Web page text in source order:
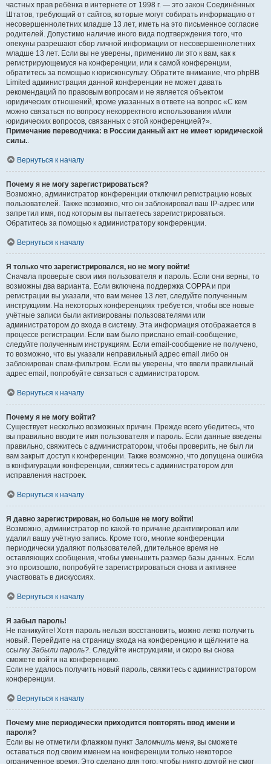
частных прав ребёнка в интернете от 1998 г. — это закон Соединённых
Штатов, требующий от сайтов, которые могут собирать информацию от
несовершеннолетних младше 13 лет, иметь на это письменное согласие
родителей. Допустимо наличие иного вида подтверждения того, что
опекуны разрешают сбор личной информации от несовершеннолетних
младше 13 лет. Если вы не уверены, применимо ли это к вам, как к
регистрирующемуся на конференции, или к самой конференции,
обратитесь за помощью к юрисконсульту. Обратите внимание, что phpBB
Limited администрация данной конференции не может давать
рекомендаций по правовым вопросам и не является объектом
юридических отношений, кроме указанных в ответе на вопрос «С кем
можно связаться по вопросу некорректного использования и/или
юридических вопросов, связанных с этой конференцией?».
Примечание переводчика: в России данный акт не имеет юридической
силы..
Вернуться к началу
Почему я не могу зарегистрироваться?
Возможно, администратор конференции отключил регистрацию новых
пользователей. Также возможно, что он заблокировал ваш IP-адрес или
запретил имя, под которым вы пытаетесь зарегистрироваться.
Обратитесь за помощью к администратору конференции.
Вернуться к началу
Я только что зарегистрировался, но не могу войти!
Сначала проверьте свои имя пользователя и пароль. Если они верны, то
возможны два варианта. Если включена поддержка COPPA и при
регистрации вы указали, что вам менее 13 лет, следуйте полученным
инструкциям. На некоторых конференциях требуется, чтобы все новые
учётные записи были активированы пользователями или
администратором до входа в систему. Эта информация отображается в
процессе регистрации. Если вам было прислано email-сообщение,
следуйте полученным инструкциям. Если email-сообщение не получено,
то возможно, что вы указали неправильный адрес email либо он
заблокирован спам-фильтром. Если вы уверены, что ввели правильный
адрес email, попробуйте связаться с администратором.
Вернуться к началу
Почему я не могу войти?
Существует несколько возможных причин. Прежде всего убедитесь, что
вы правильно вводите имя пользователя и пароль. Если данные введены
правильно, свяжитесь с администратором, чтобы проверить, не был ли
вам закрыт доступ к конференции. Также возможно, что допущена ошибка
в конфигурации конференции, свяжитесь с администратором для
исправления настроек.
Вернуться к началу
Я давно зарегистрирован, но больше не могу войти!
Возможно, администратор по какой-то причине деактивировал или
удалил вашу учётную запись. Кроме того, многие конференции
периодически удаляют пользователей, длительное время не
оставляющих сообщения, чтобы уменьшить размер базы данных. Если
это произошло, попробуйте зарегистрироваться снова и активнее
участвовать в дискуссиях.
Вернуться к началу
Я забыл пароль!
Не паникуйте! Хотя пароль нельзя восстановить, можно легко получить
новый. Перейдите на страницу входа на конференцию и щёлкните на
ссылку Забыли пароль?. Следуйте инструкциям, и скоро вы снова
сможете войти на конференцию.
Если не удалось получить новый пароль, свяжитесь с администратором
конференции.
Вернуться к началу
Почему мне периодически приходится повторять ввод имени и
пароля?
Если вы не отметили флажком пункт Запомнить меня, вы сможете
оставаться под своим именем на конференции только некоторое
ограниченное время. Это сделано для того, чтобы никто другой не смог